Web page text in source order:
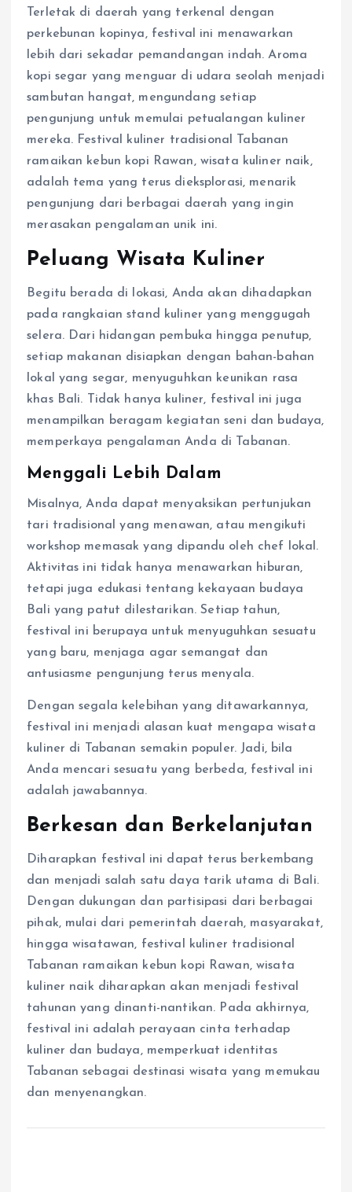
Terletak di daerah yang terkenal dengan
perkebunan kopinya, festival ini menawarkan
lebih dari sekadar pemandangan indah. Aroma
kopi segar yang menguar di udara seolah menjadi
sambutan hangat, mengundang setiap
pengunjung untuk memulai petualangan kuliner
mereka. Festival kuliner tradisional Tabanan
ramaikan kebun kopi Rawan, wisata kuliner naik,
adalah tema yang terus dieksplorasi, menarik
pengunjung dari berbagai daerah yang ingin
merasakan pengalaman unik ini.
Peluang Wisata Kuliner
Begitu berada di lokasi, Anda akan dihadapkan
pada rangkaian stand kuliner yang menggugah
selera. Dari hidangan pembuka hingga penutup,
setiap makanan disiapkan dengan bahan-bahan
lokal yang segar, menyuguhkan keunikan rasa
khas Bali. Tidak hanya kuliner, festival ini juga
menampilkan beragam kegiatan seni dan budaya,
memperkaya pengalaman Anda di Tabanan.
Menggali Lebih Dalam
Misalnya, Anda dapat menyaksikan pertunjukan
tari tradisional yang menawan, atau mengikuti
workshop memasak yang dipandu oleh chef lokal.
Aktivitas ini tidak hanya menawarkan hiburan,
tetapi juga edukasi tentang kekayaan budaya
Bali yang patut dilestarikan. Setiap tahun,
festival ini berupaya untuk menyuguhkan sesuatu
yang baru, menjaga agar semangat dan
antusiasme pengunjung terus menyala.
Dengan segala kelebihan yang ditawarkannya,
festival ini menjadi alasan kuat mengapa wisata
kuliner di Tabanan semakin populer. Jadi, bila
Anda mencari sesuatu yang berbeda, festival ini
adalah jawabannya.
Berkesan dan Berkelanjutan
Diharapkan festival ini dapat terus berkembang
dan menjadi salah satu daya tarik utama di Bali.
Dengan dukungan dan partisipasi dari berbagai
pihak, mulai dari pemerintah daerah, masyarakat,
hingga wisatawan, festival kuliner tradisional
Tabanan ramaikan kebun kopi Rawan, wisata
kuliner naik diharapkan akan menjadi festival
tahunan yang dinanti-nantikan. Pada akhirnya,
festival ini adalah perayaan cinta terhadap
kuliner dan budaya, memperkuat identitas
Tabanan sebagai destinasi wisata yang memukau
dan menyenangkan.